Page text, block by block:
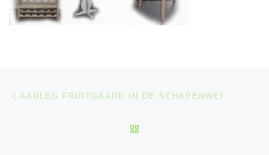
Berichtnavigatie
AANLEG FRUITGAARD IN DE SCHAPENWEI